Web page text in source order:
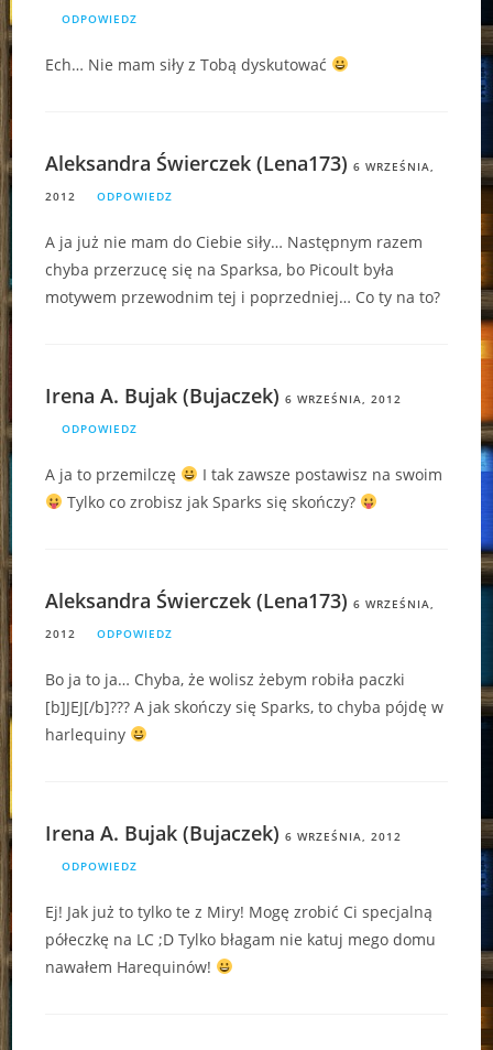
ODPOWIEDZ
Ech… Nie mam siły z Tobą dyskutować
Aleksandra Świerczek (Lena173) 6 WRZEŚNIA,
2012
ODPOWIEDZ
A ja już nie mam do Ciebie siły… Następnym razem
chyba przerzucę się na Sparksa, bo Picoult była
motywem przewodnim tej i poprzedniej… Co ty na to?
Irena A. Bujak (Bujaczek) 6 WRZEŚNIA, 2012
ODPOWIEDZ
A ja to przemilczę
I tak zawsze postawisz na swoim
Tylko co zrobisz jak Sparks się skończy?
Aleksandra Świerczek (Lena173) 6 WRZEŚNIA,
2012
ODPOWIEDZ
Bo ja to ja… Chyba, że wolisz żebym robiła paczki
[b]JEJ[/b]??? A jak skończy się Sparks, to chyba pójdę w
harlequiny
Irena A. Bujak (Bujaczek) 6 WRZEŚNIA, 2012
ODPOWIEDZ
Ej! Jak już to tylko te z Miry! Mogę zrobić Ci specjalną
półeczkę na LC ;D Tylko błagam nie katuj mego domu
nawałem Harequinów!